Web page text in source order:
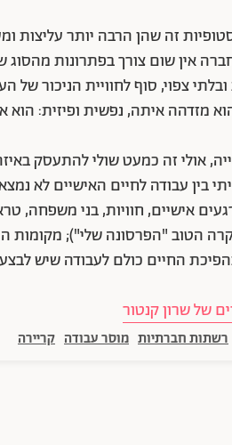
אין שום צורך בפתרונות
צפוי, סוף לחוויית הניכור
מזדהה איתה, נפשית ופיזית: הוא
אולי זה כמעט שולי להתעסק
בין עבודה לחיים האישיים לא
אישיים, חוויות, בני משפחה,
הטוב "הפרסונה שלי"); מקומות
החיים כולם לעבודה שיש
של שרון קנטור
רשתות חברתיות מוסר עבודה קריירה